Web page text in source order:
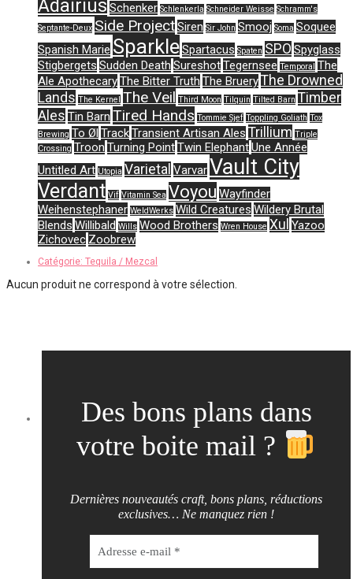
Adairius Schenker Schlenkerla Schneider Weisse Schramm's
Septante-Deux Side ProjectSiren Sir John Smooj Soma Soquee
Spanish Marie SparkleSpartacus Spaten SPO Spyglass
Stigbergets Sudden Death SureshotTegernsee Temporal The
Ale ApothecaryThe Bitter Truth The BrueryThe Drowned
Lands The Kernel The Veil Third Moon Tilquin Tilted Barn Timber
Ales Tin Barn Tired Hands Tommie Sjef Toppling Goliath Tox
Brewing To Øl TrackTransient Artisan Ales Trillium Triple
Crossing Troon Turning PointTwin ElephantUne Année
Untitled Art Utopia Varietal VarvarVault City
Verdant Vif Vitamin Sea Voyou Wayfinder
Weihenstephaner WeldWerks Wild Creatures Wildery Brutal
Blends Willibald Wills Wood Brothers Wren House Xul Yazoo
Zichovec Zoobrew
Catégorie: Tequila / Mezcal
Aucun produit ne correspond à votre sélection.
Des bons plans dans
votre boite mail ?
Dernières nouveautés craft, bons plans, réductions
exclusives… Ne manquez rien !